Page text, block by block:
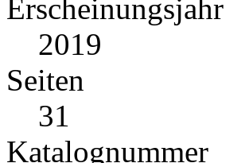
Erscheinungsjahr
2019
Seiten
31
Katalognummer